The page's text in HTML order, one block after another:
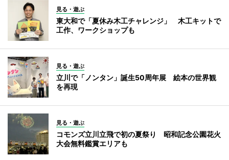
見る・遊ぶ
東大和で「夏休み木工チャレンジ」 木工キットで
工作、ワークショップも
見る・遊ぶ
立川で「ノンタン」誕生50周年展 絵本の世界観
を再現
見る・遊ぶ
コモンズ立川立飛で初の夏祭り 昭和記念公園花火
大会無料鑑賞エリアも